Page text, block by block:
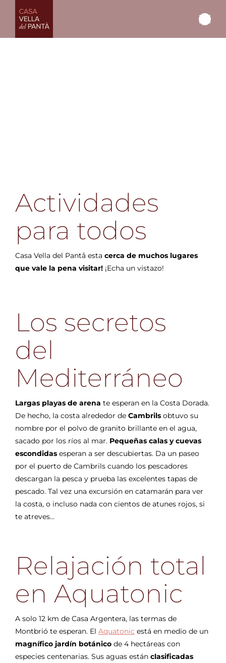
Actividades
para todos
Casa Vella del Pantå esta cerca de muchos lugares
que vale la pena visitar! ¡Echa un vistazo!
Los secretos
del
Mediterráneo
Largas playas de arena te esperan en la Costa Dorada.
De hecho, la costa alrededor de Cambrils obtuvo su
nombre por el polvo de granito brillante en el agua,
sacado por los ríos al mar. Pequeñas calas y cuevas
escondidas esperan a ser descubiertas. Da un paseo
por el puerto de Cambrils cuando los pescadores
descargan la pesca y prueba las excelentes tapas de
pescado. Tal vez una excursión en catamarán para ver
la costa, o incluso nada con cientos de atunes rojos, si
te atreves…
Relajación total
en Aquatonic
A solo 12 km de Casa Argentera, las termas de
Montbrió te esperan. El Aquatonic está en medio de un
magnífico jardín botánico de 4 hectáreas con
especies centenarias. Sus aguas están clasificadas